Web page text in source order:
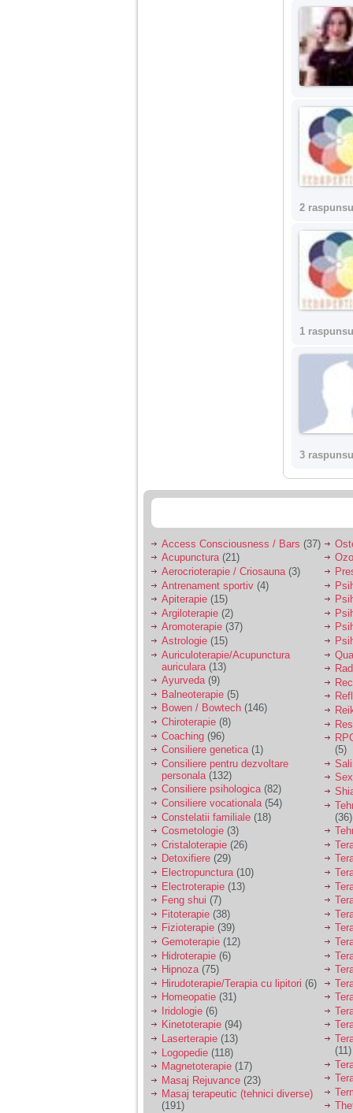
2
1
3
Access Consciousness / Bars (37)
Acupunctura(21)
Aerocrioterapie / Criosauna(3)
Antrenament sportiv (4)
Apiterapie (15)
Argiloterapie (2)
Aromoterapie (37)
Astrologie (15)
Auriculoterapie/Acupunctura
auriculara (13)
Ayurveda(9)
Balneoterapie (5)
Bowen / Bowtech (146)
Chiroterapie (8)
Coaching (96)
Consiliere genetica(1)
Consiliere pentru dezvoltare
personala (132)
Consiliere psihologica(82)
Consiliere vocationala (54)
Constelatii familiale (18)
Cosmetologie (3)
Cristaloterapie (26)
Detoxifiere (29)
Electropunctura (10)
Electroterapie (13)
Feng shui (7)
Fitoterapie (38)
Fizioterapie (39)
Gemoterapie (12)
Hidroterapie (6)
Hipnoza(75)
Hirudoterapie/Terapia cu lipitori (6)
Homeopatie (31)
Iridologie (6)
Kinetoterapie (94)
Laserterapie (13)
Logopedie (118)
Magnetoterapie (17)
Masaj Rejuvance (23)
Masaj terapeutic (tehnici diverse)
(191)
(5)
(36)
(11)